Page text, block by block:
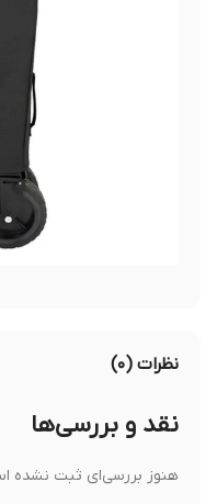
نظرات (۰)
نقد و بررسی‌ها
هنوز بررسی‌ای ثبت نشده است.